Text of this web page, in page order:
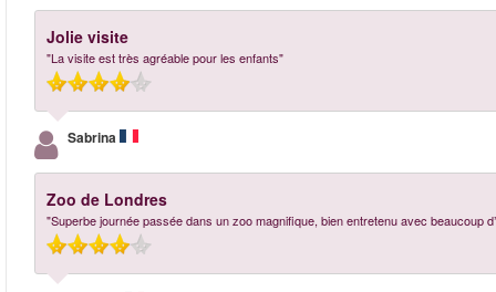
Jolie visite
"La visite est très agréable pour les enfants"
Sabrina
Zoo de Londres
"Superbe journée passée dans un zoo magnifique, bien entretenu avec beaucoup